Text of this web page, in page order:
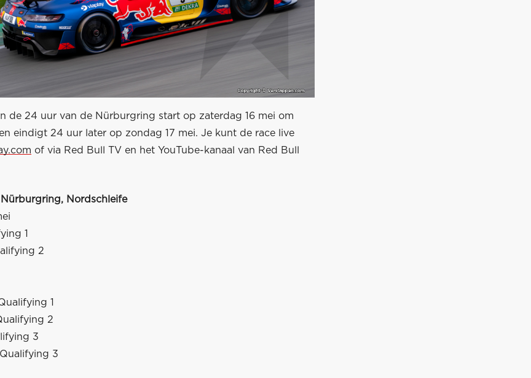
de 24 uur van de Nürburgring start op zaterdag 16 mei om
eindigt 24 uur later op zondag 17 mei. Je kunt de race live
of via Red Bull TV en het YouTube-kanaal van Red Bull
Nordschleife
1
2
1
2
3
3